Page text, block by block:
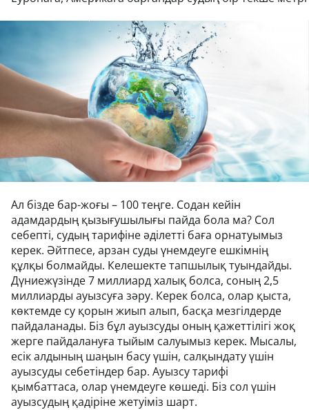
Ал бізде бар-жоғы – 100 теңге. Содан кейін
адамдардың қызығушылығы пайда бола ма? Сол
себепті, судың тарифіне әділетті баға орнатуымыз
керек. Әйтпесе, арзан суды үнемдеуге ешкімнің
құлқы болмайды. Келешекте тапшылық туындайды.
Дүниежүзінде 7 миллиард халық болса, соның 2,5
миллиарды ауызсуға зәру. Керек болса, олар қыста,
көктемде су қорын жиып алып, басқа мезгілдерде
пайдаланады. Біз бұл ауызсуды оның қажеттілігі жоқ
жерге пайдалануға тыйым салуымыз керек. Мысалы,
есік алдының шаңын басу үшін, салқындату үшін
ауызсуды себетіндер бар. Ауызсу тарифі
қымбаттаса, олар үнемдеуге көшеді. Біз сол үшін
ауызсудың қадіріне жетуіміз шарт.